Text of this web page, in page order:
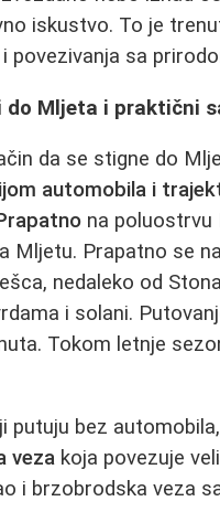
iskustvo. To je
povezivanja sa
do Mljeta i praktični
da se stigne do
automobila i
na poluostrvu
Mljetu. Prapatno se
nedaleko od
i solani.
Tokom letnje
putuju bez
veza koja povezuje
i brzobrodska veza